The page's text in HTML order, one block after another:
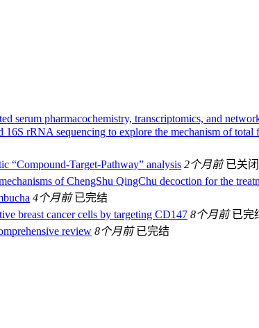
serum pharmacochemistry, transcriptomics, and
rRNA sequencing to explore the mechanism of
“Compound-Target-Pathway” analysis 2个月前 已关闭
of ChengShu QingChu decoction for the
4个月前 已完结
breast cancer cells by targeting CD147 8个月前 已完
review 8个月前 已完结